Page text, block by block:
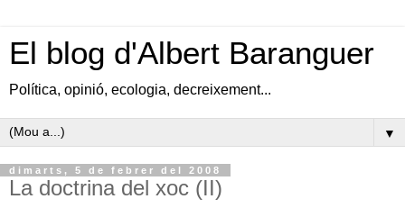
El blog d'Albert Baranguer
Política, opinió, ecologia, decreixement...
▼
dimarts, 5 de febrer del 2008
La doctrina del xoc (II)